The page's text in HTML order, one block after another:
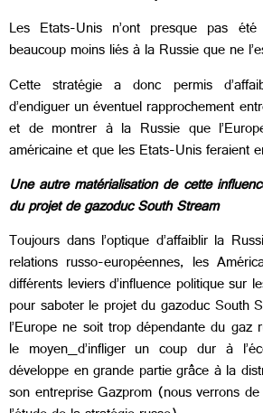
Les Etats-Unis n’ont presque pas été
beaucoup moins liés à la Russie que ne
Cette stratégie a donc permis
d’endiguer un éventuel rapprochement
et de montrer à la Russie que
américaine et que les Etats-Unis feraient
Une autre matérialisation de cette
du projet de gazoduc South Stream
Toujours dans l’optique d’affaiblir la
relations russo-européennes, les
différents leviers d’influence politique sur
pour saboter le projet du gazoduc South
l’Europe ne soit trop dépendante du gaz
le moyen d’infliger un coup dur à
développe en grande partie grâce à la
son entreprise Gazprom (nous verrons